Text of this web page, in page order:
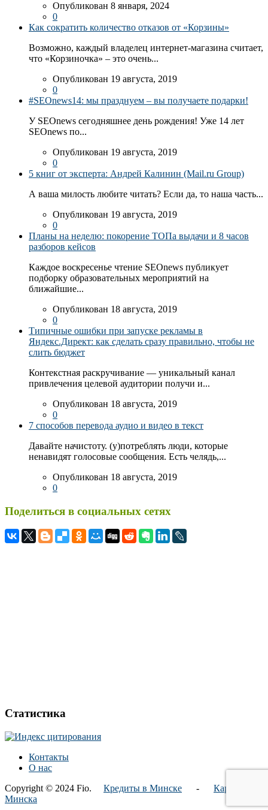
Опубликован 8 января, 2024
0
Как сократить количество отказов от «Корзины»
Возможно, каждый владелец интернет-магазина считает,
что «Корзиночка» – это очень...
Опубликован 19 августа, 2019
0
#SEOnews14: мы празднуем – вы получаете подарки!
У SEOnews сегодняшнее день рождения! Уже 14 лет
SEOnews по...
Опубликован 19 августа, 2019
0
5 книг от эксперта: Андрей Калинин (Mail.ru Group)
А ваша милость любите читать? Если да, то наша часть...
Опубликован 19 августа, 2019
0
Планы на неделю: покорение ТОПа выдачи и 8 часов
разборов кейсов
Каждое воскресенье чтение SEOnews публикует
подборку образовательных мероприятий на
ближайшие...
Опубликован 18 августа, 2019
0
Типичные ошибки при запуске рекламы в
Яндекс.Директ: как сделать сразу правильно, чтобы не
слить бюджет
Контекстная раскручивание — уникальный канал
привлечения целевой аудитории получи и...
Опубликован 18 августа, 2019
0
7 способов перевода аудио и видео в текст
Давайте начистоту. (у)потреблять люди, которые
ненавидят голосовые сообщения. Есть челядь,...
Опубликован 18 августа, 2019
0
Поделиться в социальных сетях
Статистика
Контакты
О нас
Copyright © 2024 Fio. Кредиты в Минске - Карта
Минска